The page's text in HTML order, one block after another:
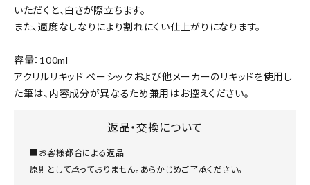
いただくと、白さが際立ちます。
また、適度なしなりにより割れにくい仕上がりになります。
容量：100ml
アクリルリキッド ベーシックおよび他メーカーのリキッドを使用し
た筆は、内容成分が異なるため兼用はお控えください。
返品・交換について
■お客様都合による返品
原則として承っておりません。あらかじめご了承ください。